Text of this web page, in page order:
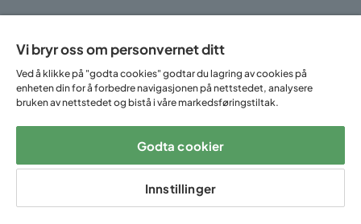
Følg oss på:
Vi bryr oss om personvernet ditt
Ved å klikke på "godta cookies" godtar du lagring av cookies på
enheten din for å forbedre navigasjonen på nettstedet, analysere
bruken av nettstedet og bistå i våre markedsføringstiltak.
Godta cookier
Innstillinger